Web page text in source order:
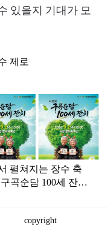
있을지 기대가 모
제로
펼쳐지는 장수 축
곡순담 100세 잔치’
copyright